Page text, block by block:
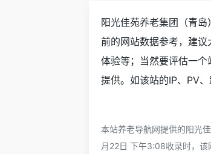
阳光佳苑养老集团（青
前的网站数据参考，建
体验等；当然要评估一
提供。如该站的IP、PV、
本站养老导航网提供的阳光
月22日 下午3:08收录时，该